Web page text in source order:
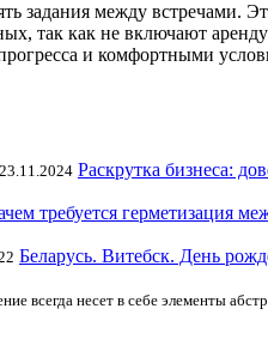
задания между встречами.
так как не включают
и комфортными
23.11.2024 Раскрутка бизнеса:
требуется герметизация
Беларусь. Витебск. День
всегда несет в себе элементы